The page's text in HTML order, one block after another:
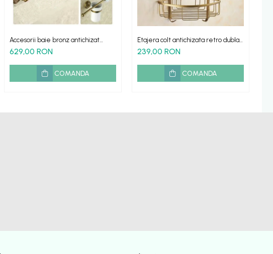
Accesorii baie bronz antichizat
retro Verona 6 piese
629,00 RON
COMANDA
Etajera colt antichizata retro dubla
Roma cu suport prosop
239,00 RON
COMANDA